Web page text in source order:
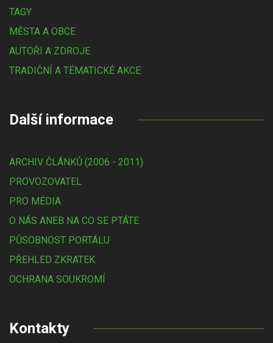
TAGY
MĚSTA A OBCE
AUTOŘI A ZDROJE
TRADIČNÍ A TÉMATICKÉ AKCE
Další informace
ARCHIV ČLÁNKŮ (2006 - 2011)
PROVOZOVATEL
PRO MÉDIA
O NÁS ANEB NA CO SE PTÁTE
PŮSOBNOST PORTÁLU
PŘEHLED ZKRATEK
OCHRANA SOUKROMÍ
Kontakty